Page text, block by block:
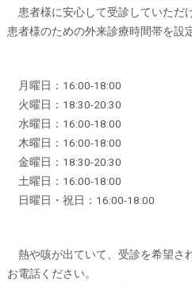
患者様に安心して受診していただ
患者様のための外来診療時間帯を設
月曜日：16:00-18:00
火曜日：18:30-20:30
水曜日：16:00-18:00
木曜日：16:00-18:00
金曜日：18:30-20:30
土曜日：16:00-18:00
日曜日・祝日：16:00-18:00
熱や咳が出ていて、受診を希望さ
お電話ください。